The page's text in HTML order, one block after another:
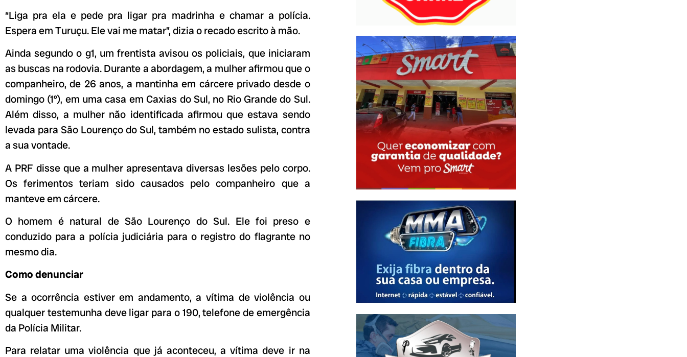
“Liga pra ela e pede pra ligar pra madrinha e chamar a polícia.
Espera em Turuçu. Ele vai me matar”, dizia o recado escrito à mão.
Ainda segundo o g1, um frentista avisou os policiais, que iniciaram
as buscas na rodovia. Durante a abordagem, a mulher afirmou que o
companheiro, de 26 anos, a mantinha em cárcere privado desde o
domingo (1º), em uma casa em Caxias do Sul, no Rio Grande do Sul.
Além disso, a mulher não identificada afirmou que estava sendo
levada para São Lourenço do Sul, também no estado sulista, contra
a sua vontade.
A PRF disse que a mulher apresentava diversas lesões pelo corpo.
Os ferimentos teriam sido causados pelo companheiro que a
manteve em cárcere.
O homem é natural de São Lourenço do Sul. Ele foi preso e
conduzido para a polícia judiciária para o registro do flagrante no
mesmo dia.
Como denunciar
Se a ocorrência estiver em andamento, a vítima de violência ou
qualquer testemunha deve ligar para o 190, telefone de emergência
da Polícia Militar.
Para relatar uma violência que já aconteceu, a vítima deve ir na